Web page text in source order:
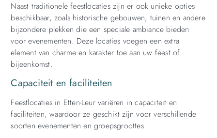
Naast traditionele feestlocaties zijn er ook unieke opties
beschikbaar, zoals historische gebouwen, tuinen en andere
bijzondere plekken die een speciale ambiance bieden
voor evenementen. Deze locaties voegen een extra
element van charme en karakter toe aan uw feest of
bijeenkomst.
Capaciteit en faciliteiten
Feestlocaties in Etten-Leur variëren in capaciteit en
faciliteiten, waardoor ze geschikt zijn voor verschillende
soorten evenementen en groepsgroottes.